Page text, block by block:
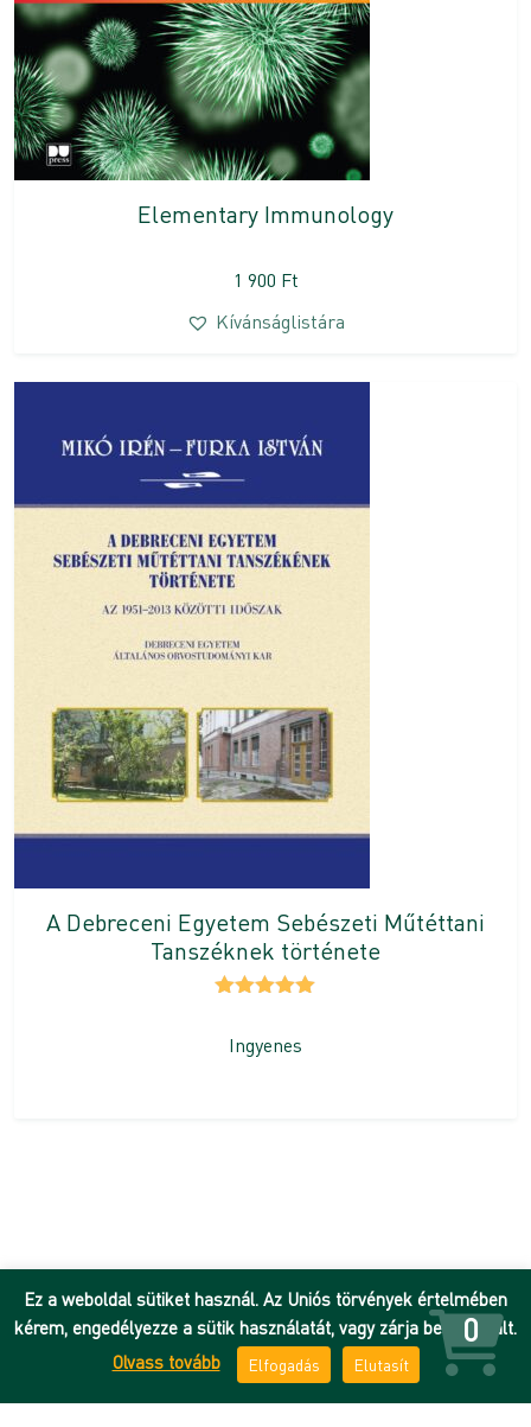
Elementary Immunology
1 900 Ft
Kívánságlistára
A Debreceni Egyetem Sebészeti Műtéttani
Tanszéknek története
Ingyenes
Ez a weboldal sütiket használ. Az Uniós törvények értelmében
kérem, engedélyezze a sütik használatát, vagy zárja be az oldalt.
Olvass tovább
Elfogadás Elutasít
0